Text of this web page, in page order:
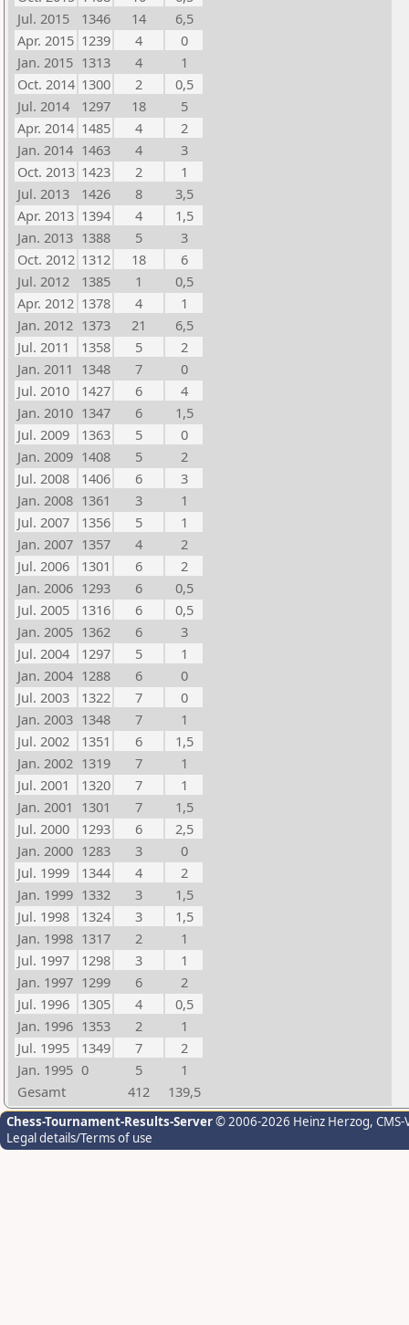
Jul. 2015
1346 14
6,5
Apr. 2015 1239 4
0
Jan. 2015 1313 4
1
Oct. 2014 1300 2
0,5
Jul. 2014
1297 18
5
Apr. 2014 1485 4
2
Jan. 2014 1463 4
3
Oct. 2013 1423 2
1
Jul. 2013
1426 8
3,5
Apr. 2013 1394 4
1,5
Jan. 2013 1388 5
3
Oct. 2012 1312 18
6
Jul. 2012
1385 1
0,5
Apr. 2012 1378 4
1
Jan. 2012 1373 21
6,5
Jul. 2011
1358 5
2
Jan. 2011 1348 7
0
Jul. 2010
1427 6
4
Jan. 2010 1347 6
1,5
Jul. 2009
1363 5
0
Jan. 2009 1408 5
2
Jul. 2008
1406 6
3
Jan. 2008 1361 3
1
Jul. 2007
1356 5
1
Jan. 2007 1357 4
2
Jul. 2006
1301 6
2
Jan. 2006 1293 6
0,5
Jul. 2005
1316 6
0,5
Jan. 2005 1362 6
3
Jul. 2004
1297 5
1
Jan. 2004 1288 6
0
Jul. 2003
1322 7
0
Jan. 2003 1348 7
1
Jul. 2002
1351 6
1,5
Jan. 2002 1319 7
1
Jul. 2001
1320 7
1
Jan. 2001 1301 7
1,5
Jul. 2000
1293 6
2,5
Jan. 2000 1283 3
0
Jul. 1999
1344 4
2
Jan. 1999 1332 3
1,5
Jul. 1998
1324 3
1,5
Jan. 1998 1317 2
1
Jul. 1997
1298 3
1
Jan. 1997 1299 6
2
Jul. 1996
1305 4
0,5
Jan. 1996 1353 2
1
Jul. 1995
1349 7
2
Jan. 1995 0 5
1
Gesamt
412 139,5
Chess-Tournament-Results-Server© 2006-2026 Heinz Herzog,
Legal details/Terms of use